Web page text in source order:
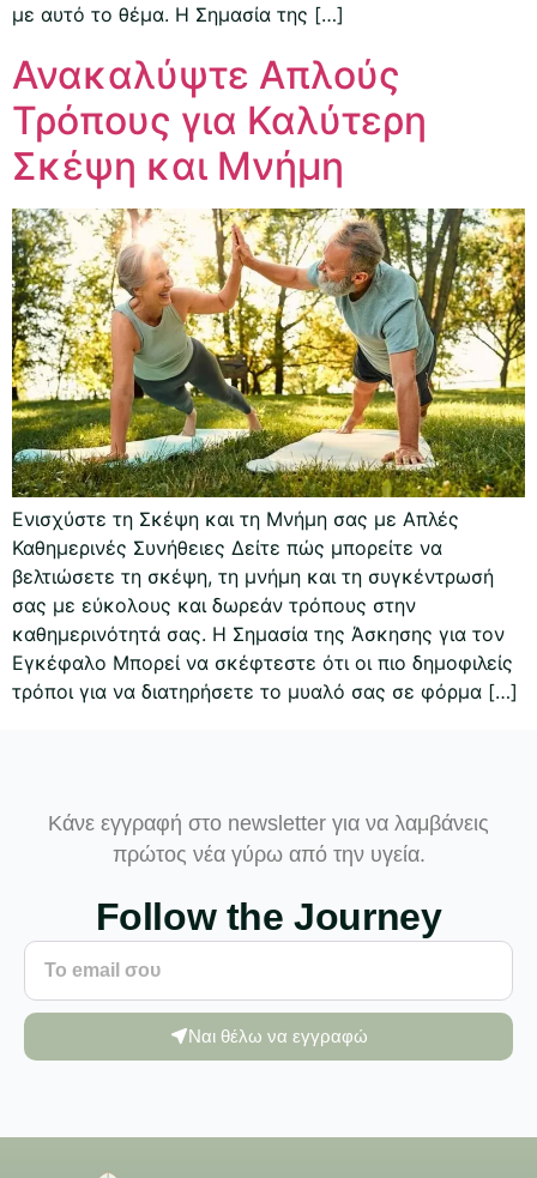
με αυτό το θέμα. Η Σημασία της […]
Ανακαλύψτε Απλούς
Τρόπους για Καλύτερη
Σκέψη και Μνήμη
Ενισχύστε τη Σκέψη και τη Μνήμη σας με Απλές
Καθημερινές Συνήθειες Δείτε πώς μπορείτε να
βελτιώσετε τη σκέψη, τη μνήμη και τη συγκέντρωσή
σας με εύκολους και δωρεάν τρόπους στην
καθημερινότητά σας. Η Σημασία της Άσκησης για τον
Εγκέφαλο Μπορεί να σκέφτεστε ότι οι πιο δημοφιλείς
τρόποι για να διατηρήσετε το μυαλό σας σε φόρμα […]
Κάνε εγγραφή στο newsletter για να λαμβάνεις
πρώτος νέα γύρω από την υγεία.
Follow the Journey
Ναι θέλω να εγγραφώ